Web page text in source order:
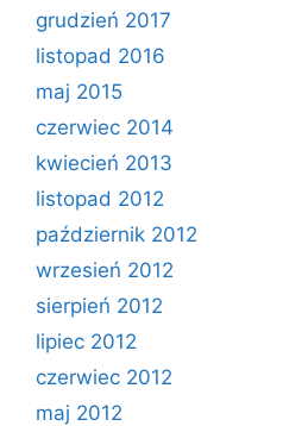
grudzień 2017
listopad 2016
maj 2015
czerwiec 2014
kwiecień 2013
listopad 2012
październik 2012
wrzesień 2012
sierpień 2012
lipiec 2012
czerwiec 2012
maj 2012